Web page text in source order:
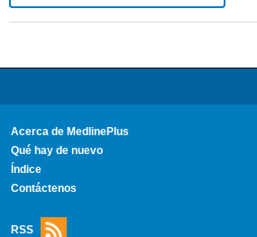
Acerca de MedlinePlus
Qué hay de nuevo
Índice
Contáctenos
RSS